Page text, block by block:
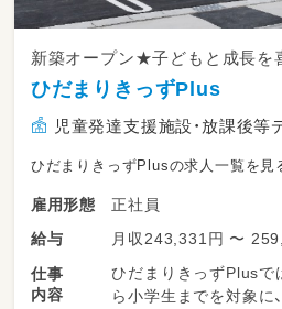
新築オープン★子どもと成長を
ひだまりきっずPlus
児童発達支援施設・放課後等
ひだまりきっずPlusの求人一覧を見
雇用形態
正社員
給与
月収243,331円 〜
仕事
内容
ひだまりきっずPlusで
ら小学生までを対象に